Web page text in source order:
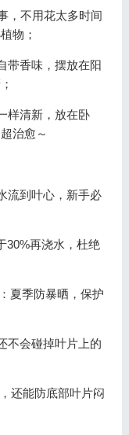
，不用花太多时间
物；
带香味，摆放在阳
样清新，放在卧
治愈～
流到叶心，新手必
30%再浇水，杜绝
夏季防暴晒，保护
不会碰掉叶片上的
还能防底部叶片闷